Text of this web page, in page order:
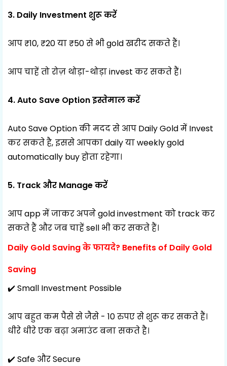
3. Daily Investment शुरू करें
आप ₹10, ₹20 या ₹50 से भी gold खरीद सकते हैं।
आप चाहें तो रोज़ थोड़ा-थोड़ा invest कर सकते हैं।
4. Auto Save Option इस्तेमाल करें
Auto Save Option की मदद से आप Daily Gold में Invest
कर सकते है, इससे आपका daily या weekly gold
automatically buy होता रहेगा।
5. Track और Manage करें
आप app में जाकर अपने gold investment को track कर
सकते हैं और जब चाहें sell भी कर सकते हैं।
Daily Gold Saving के फायदे? Benefits of Daily Gold
Saving
✔️ Small Investment Possible
आप बहुत कम पैसे से जैसे - 10 रुपए से शुरू कर सकते हैं।
धीरे धीरे एक बढ़ा अमाउंट बना सकते है।
✔️ Safe और Secure